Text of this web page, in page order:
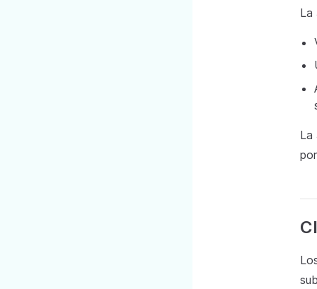
La
La